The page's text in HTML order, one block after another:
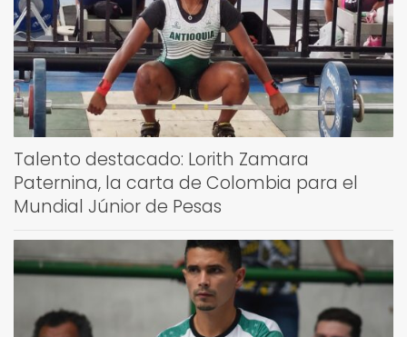
Talento destacado: Lorith Zamara
Paternina, la carta de Colombia para el
Mundial Júnior de Pesas